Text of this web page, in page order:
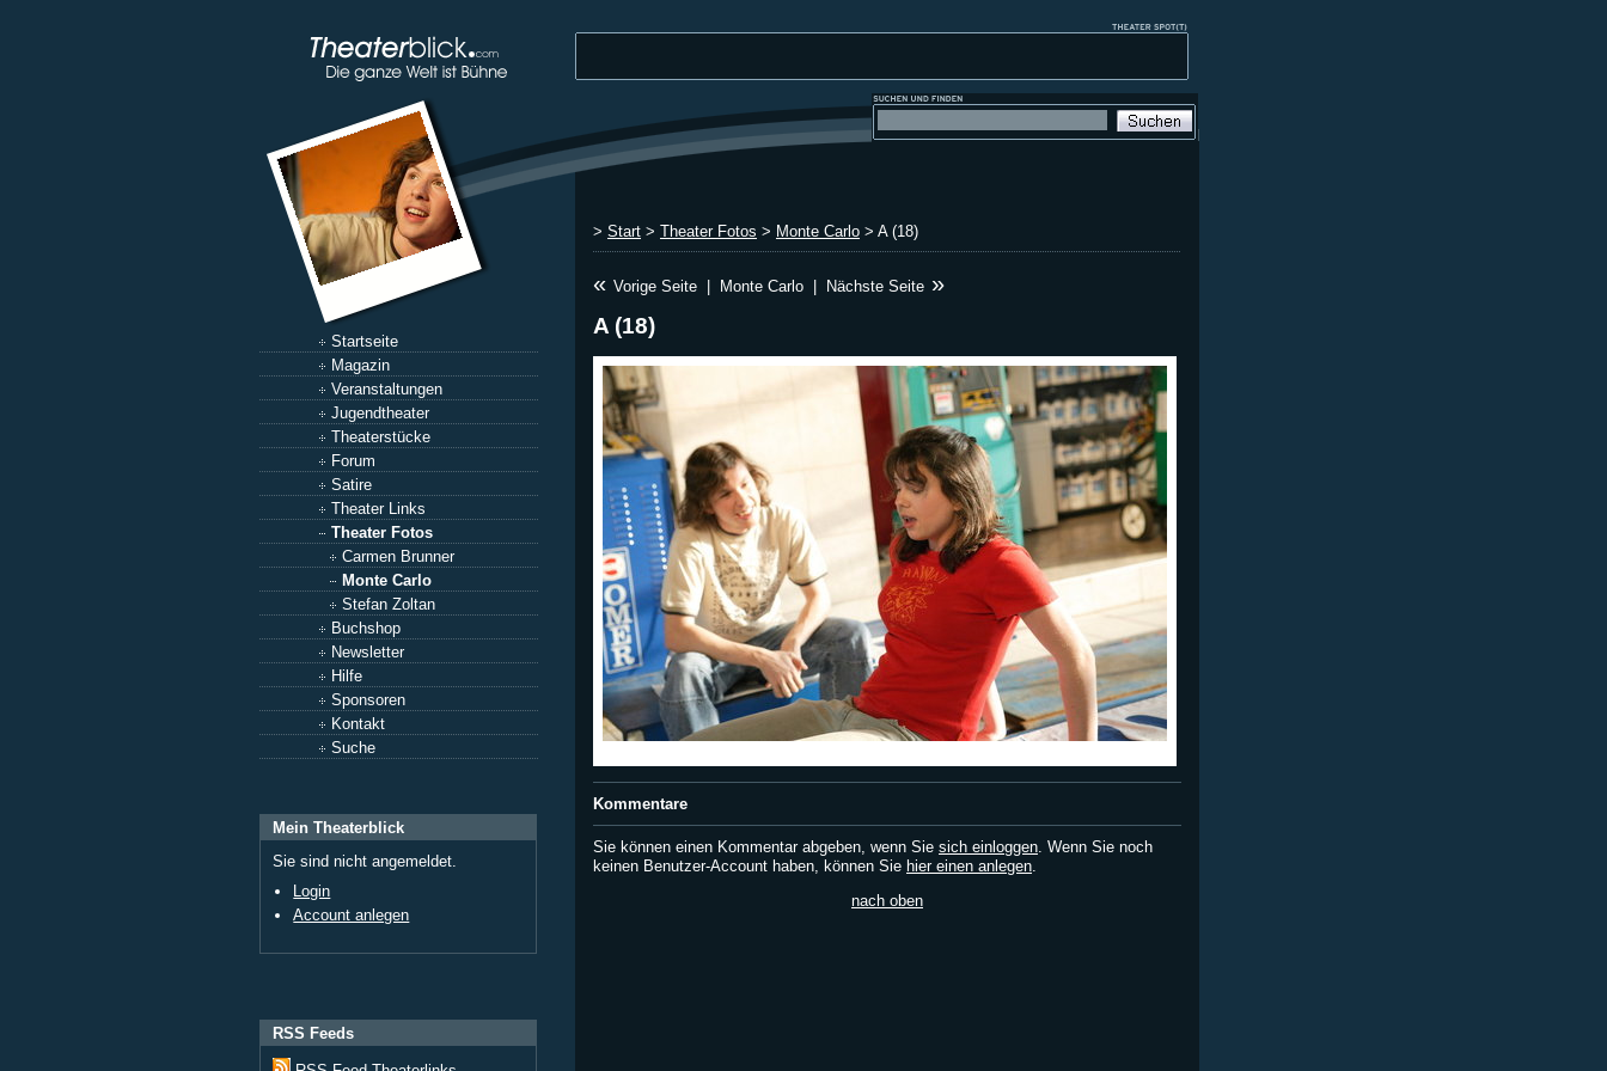
Startseite
Magazin
Veranstaltungen
Jugendtheater
Theaterstücke
Forum
Satire
Theater Links
Theater Fotos
Carmen Brunner
Monte Carlo
Stefan Zoltan
Buchshop
Newsletter
Hilfe
Sponsoren
Kontakt
Suche
Mein Theaterblick
Sie sind nicht angemeldet.
Login
Account anlegen
RSS Feeds
> Start > Theater Fotos > Monte Carlo > A (18)
« Vorige Seite Monte Carlo Nächste Seite »
A (18)
Kommentare
Sie können einen Kommentar abgeben, wenn Sie sich einloggen . Wenn Sie noch
keinen Benutzer-Account haben, können Sie hier einen anlegen
nach oben